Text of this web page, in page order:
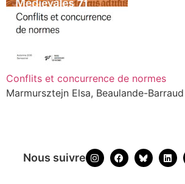
Conflits et concurrence de normes
Marmursztejn Elsa, Beaulande-
Nous suivre